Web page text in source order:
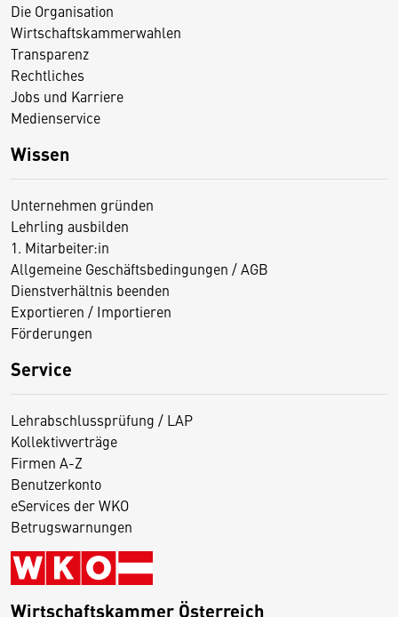
Die Organisation
Wirtschaftskammerwahlen
Transparenz
Rechtliches
Jobs und Karriere
Medienservice
Wissen
Unternehmen gründen
Lehrling ausbilden
1. Mitarbeiter:in
Allgemeine Geschäftsbedingungen / AGB
Dienstverhältnis beenden
Exportieren / Importieren
Förderungen
Service
Lehrabschlussprüfung / LAP
Kollektivverträge
Firmen A-Z
Benutzerkonto
eServices der WKO
Betrugswarnungen
Wirtschaftskammer Österreich